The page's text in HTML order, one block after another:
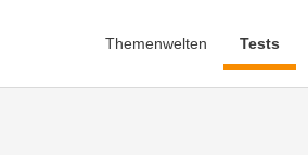
Themenwelten Tests